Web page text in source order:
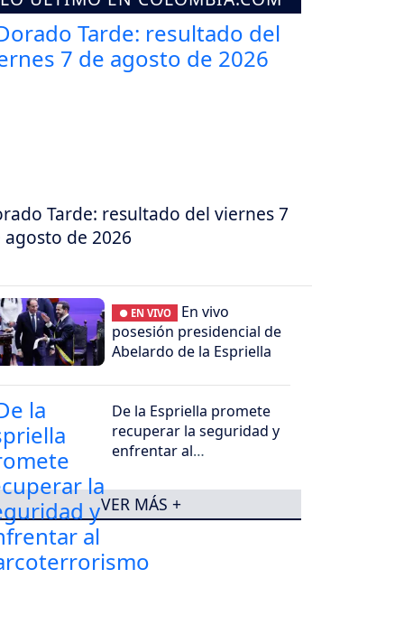
Tarde: resultado del viernes 7
agosto de 2026
● EN VIVO
En vivo
posesión presidencial de
Abelardo de la Espriella
De la Espriella promete
recuperar la seguridad y
enfrentar al
VER MÁS +